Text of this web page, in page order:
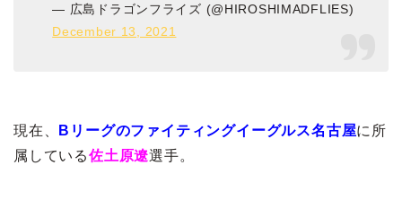
— 広島ドラゴンフライズ (@HIROSHIMADFLIES)
December 13, 2021
現在、 Bリーグのファイティングイーグルス名古屋に所
属している佐土原遼選手。